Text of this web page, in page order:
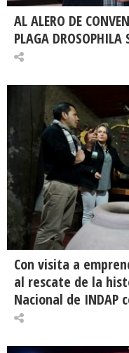
AL ALERO DE
PLAGA DROSOPHILA
Con visita a
al rescate de la
Nacional de INDAP